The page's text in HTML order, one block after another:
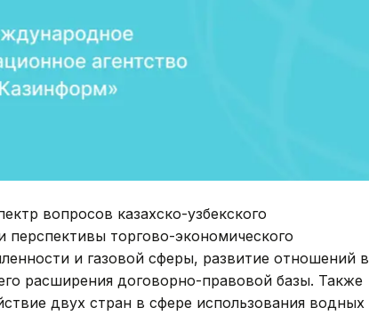
вопросов казахско-узбекского
перспективы торгово-экономического
и газовой сферы, развитие отношений в
расширения договорно-правовой базы. Также
двух стран в сфере использования водных